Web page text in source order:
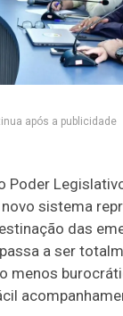
após a publicidade
Poder
sistema
das
a ser
menos